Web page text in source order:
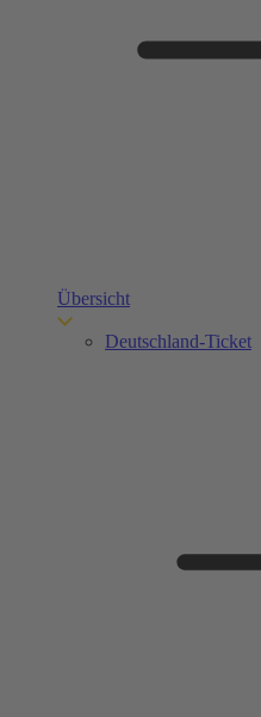
Übersicht
Deutschland-Ticket